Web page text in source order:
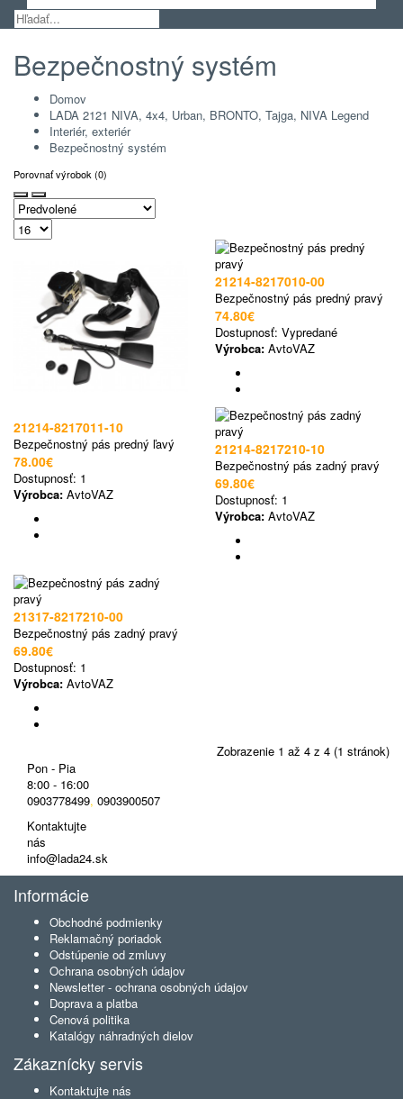
Bezpečnostný systém
Domov
LADA 2121 NIVA, 4x4, Urban, BRONTO, Tajga, NIVA Legend
Interiér, exteriér
Bezpečnostný systém
Porovnať výrobok (0)
21214-8217011-10
Bezpečnostný pás predný ľavý
78.00€
Dostupnosť: 1
Výrobca: AvtoVAZ
21214-8217010-00
Bezpečnostný pás predný pravý
74.80€
Dostupnosť: Vypredané
Výrobca: AvtoVAZ
21214-8217210-10
Bezpečnostný pás zadný pravý
69.80€
Dostupnosť: 1
Výrobca: AvtoVAZ
21317-8217210-00
Bezpečnostný pás zadný pravý
69.80€
Dostupnosť: 1
Výrobca: AvtoVAZ
Zobrazenie 1 až 4 z 4 (1 stránok)
Pon - Pia
8:00 - 16:00
0903778499, 0903900507
Kontaktujte
nás
info@lada24.sk
Informácie
Obchodné podmienky
Reklamačný poriadok
Odstúpenie od zmluvy
Ochrana osobných údajov
Newsletter - ochrana osobných údajov
Doprava a platba
Cenová politika
Katalógy náhradných dielov
Zákaznícky servis
Kontaktujte nás